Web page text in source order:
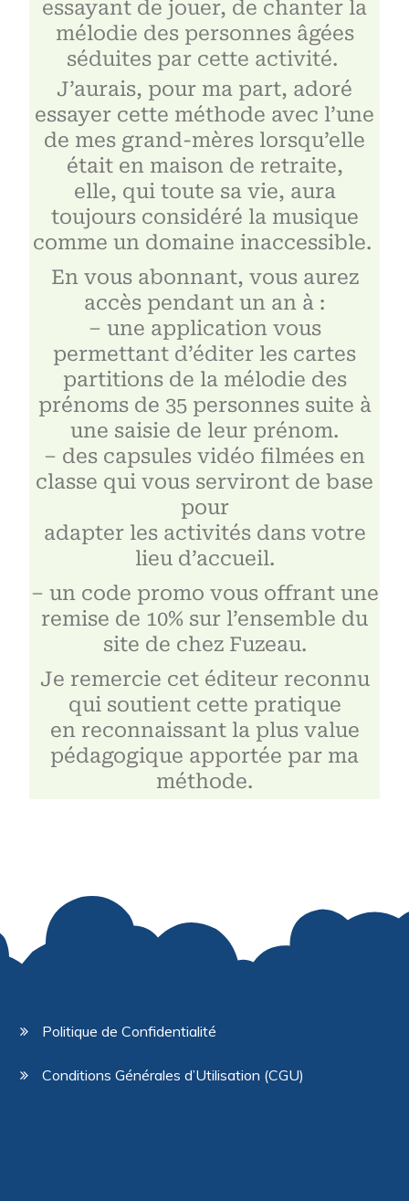
essayant de jouer, de chanter la
mélodie des personnes âgées
séduites par cette activité.
J’aurais, pour ma part, adoré
essayer cette méthode avec l’une
de mes grand-mères lorsqu’elle
était en maison de retraite,
elle, qui toute sa vie, aura
toujours considéré la musique
comme un domaine inaccessible.
En vous abonnant, vous aurez
accès pendant un an à :
– une application vous
permettant d’éditer les cartes
partitions de la mélodie des
prénoms de 35 personnes suite à
une saisie de leur prénom.
– des capsules vidéo filmées en
classe qui vous serviront de base
pour
adapter les activités dans votre
lieu d’accueil.
– un code promo vous offrant une
remise de 10% sur l’ensemble du
site de chez Fuzeau.
Je remercie cet éditeur reconnu
qui soutient cette pratique
en reconnaissant la plus value
pédagogique apportée par ma
méthode.
Politique de Confidentialité
Conditions Générales d’Utilisation (CGU)